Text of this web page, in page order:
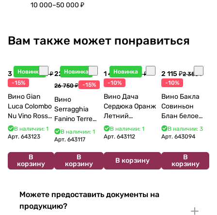
10 000–50 000 ₽
Вам также может понравиться
Новинка
3 998 ₽4 704 ₽
-15%
Вино Gian
Luca Colombo
Nu Vino Rosso
2025 750 мл
В наличии: 1
Арт. 643123
В
корзину
Новинка
22 738 ₽
26 750 ₽ -15%
Вино
Serragghia
Fanino Terre
Siciliane IGP
2022 750 мл
В наличии: 1
Арт.643117
В
корзину
Новинка
1 440 ₽1 600 ₽
-10%
Вино Дача
Сердюка Оранж
Летний
Сибирьковый
2024 750 мл
В наличии: 1
Арт. 643112
В корзину
2 115 ₽2 350 ₽
-10%
Вино Бакла
Совиньон
Блан белое
сухое 750 мл
12%
В наличии: 3
Арт.643094
В
корзину
Можете предоставить документы на
продукцию?